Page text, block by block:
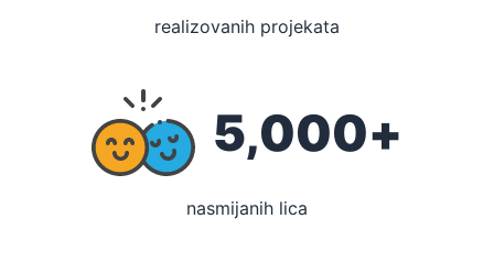
realizovanih projekata
5,000+
nasmijanih lica